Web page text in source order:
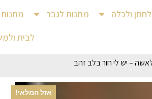
לחתן ולכלה מתנות לגבר
לבית
– יש לי חור בלב זהב
אזל המלאי!